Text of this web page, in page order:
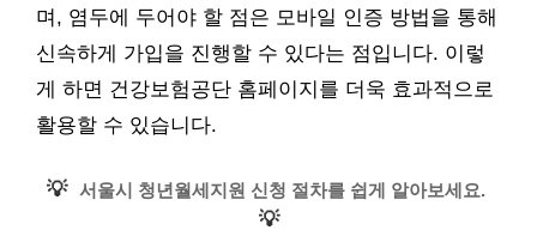
며, 염두에 두어야 할 점은 모바일 인증 방법을 통해
신속하게 가입을 진행할 수 있다는 점입니다. 이렇
게 하면 건강보험공단 홈페이지를 더욱 효과적으로
활용할 수 있습니다.
💡 서울시 청년월세지원 신청 절차를 쉽게 알아보세요.
💡